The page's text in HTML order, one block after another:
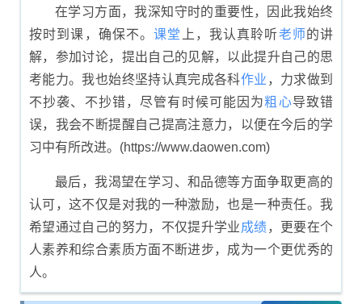
在学习方面，我深知守时的重要性，因此我始终
按时到课，确保不。课堂 上，我认真聆听老师的讲
解，参加讨论，提出自己的见解，以此提升自己的思
考能力。我也始终坚持认真完成各科作业 ，力求做到
不抄袭、不抄错，尽管有时候可能因为粗心导致错
误，我会不断提醒自己提高注意力，以便在今后的学
习中有所改进。(https://www.daowen.com)
最后，我渴望在学习、和品德等方面争取更高的
认可，这不仅是对我的一种激励，也是一种责任。我
希望通过自己的努力，不仅提升学业成绩，更要在个
人素养和综合素质方面不断进步，成为一个更优秀的
人。